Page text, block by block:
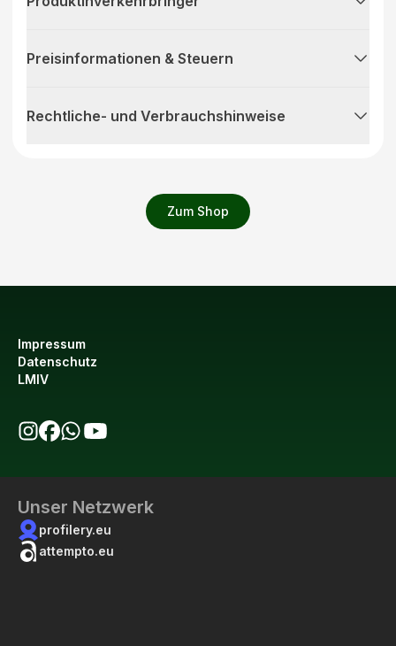
Zum Shop
Preisinformationen & Steuern
Rechtliche- und Verbrauchshinweise
Impressum
Datenschutz
LMIV
Unser Netzwerk
profilery.eu
attempto.eu